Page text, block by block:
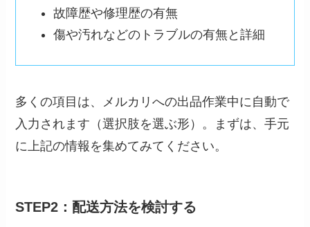
故障歴や修理歴の有無
傷や汚れなどのトラブルの有無と詳細
多くの項目は、メルカリへの出品作業中に自動で
入力されます（選択肢を選ぶ形）。まずは、手元
に上記の情報を集めてみてください。
STEP2：配送方法を検討する